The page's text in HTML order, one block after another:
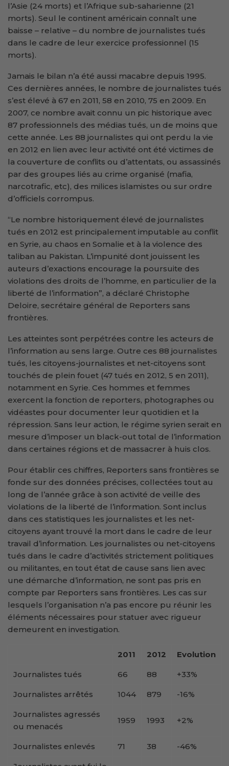
l’Asie (24 morts) et l’Afrique sub-saharienne (21
morts). Seul le continent américain connaît une
baisse – relative – du nombre de journalistes tués
dans le cadre de leur exercice professionnel (15
morts).
Jamais le bilan n’a été aussi macabre depuis 1995.
Ces dernières années, le nombre de journalistes tués
s’est élevé à 67 en 2011, 58 en 2010, 75 en 2009. En
2007, ce nombre avait connu un pic historique avec
87 professionnels des médias tués, un de moins que
cette année. Les 88 journalistes qui ont perdu la vie
en 2012 en lien avec leur activité ont été victimes de
la couverture de conflits ou d’attentats, ou assassinés
par des groupes liés au crime organisé (mafia,
narcotrafic, etc), des milices islamistes ou sur ordre
d’officiels corrompus.
“Le nombre historiquement élevé de journalistes
tués en 2012 est principalement imputable au conflit
en Syrie, au chaos en Somalie et à la violence des
taliban au Pakistan. L’impunité dont jouissent les
auteurs d’exactions encourage la poursuite des
violations des droits de l’homme, en particulier de la
liberté de l’information”, a déclaré Christophe
Deloire, secrétaire général de Reporters sans
frontières.
Les atteintes sont perpétrées contre les acteurs de
l’information au sens large. Outre ces 88 journalistes
tués, les citoyens-journalistes et net-citoyens sont
touchés de plein fouet (47 tués en 2012, 5 en 2011),
notamment en Syrie. Ces hommes et femmes
exercent la fonction de reporters, photographes ou
vidéastes pour documenter leur quotidien et la
répression. Sans leur action, le régime syrien serait en
mesure d’imposer un black-out total de l’information
dans certaines régions et de massacrer à huis clos.
Pour établir ces chiffres, Reporters sans frontières se
fonde sur des données précises, collectées tout au
long de l’année grâce à son activité de veille des
violations de la liberté de l’information. Sont inclus
dans ces statistiques les journalistes et les net-
citoyens ayant trouvé la mort dans le cadre de leur
travail d’information. Les journalistes ou net-citoyens
tués dans le cadre d’activités strictement politiques
ou militantes, en tout état de cause sans lien avec
une démarche d’information, ne sont pas pris en
compte par Reporters sans frontières. Les cas sur
lesquels l’organisation n’a pas encore pu réunir les
éléments nécessaires pour statuer avec rigueur
demeurent en investigation.
2011 2012 Evolution
Journalistes tués 66 88 +33%
Journalistes arrêtés 1044 879 -16%
Journalistes agressés
ou menacés
1959 1993 +2%
Journalistes enlevés 71 38 -46%